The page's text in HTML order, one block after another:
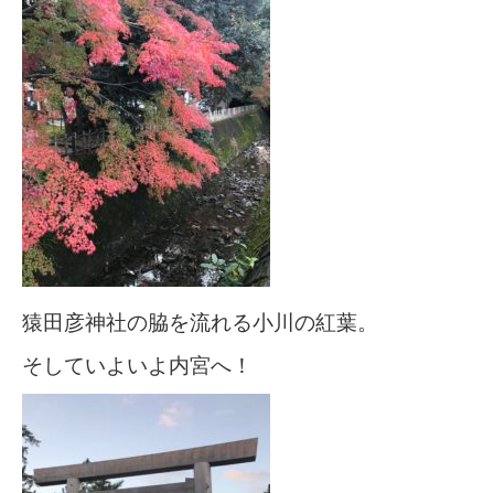
猿田彦神社の脇を流れる小川の紅葉。
そしていよいよ内宮へ！